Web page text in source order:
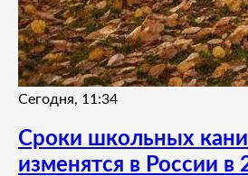
Сегодня, 11:34
Сроки школьных
изменятся в России в